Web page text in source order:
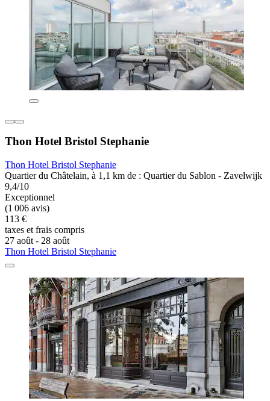
Thon Hotel Bristol Stephanie
Thon Hotel Bristol Stephanie
Quartier du Châtelain, à 1,1 km de : Quartier du Sablon - Zavelwijk
9,4/10
Exceptionnel
(1 006 avis)
113 €
taxes et frais compris
27 août - 28 août
Thon Hotel Bristol Stephanie